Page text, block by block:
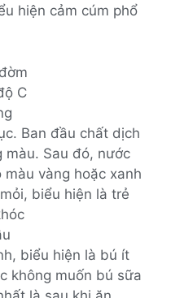
hiện cảm cúm phổ
C
Ban đầu chất dịch
màu. Sau đó, nước
vàng hoặc xanh
biểu hiện là trẻ
biểu hiện là bú ít
không muốn bú sữa